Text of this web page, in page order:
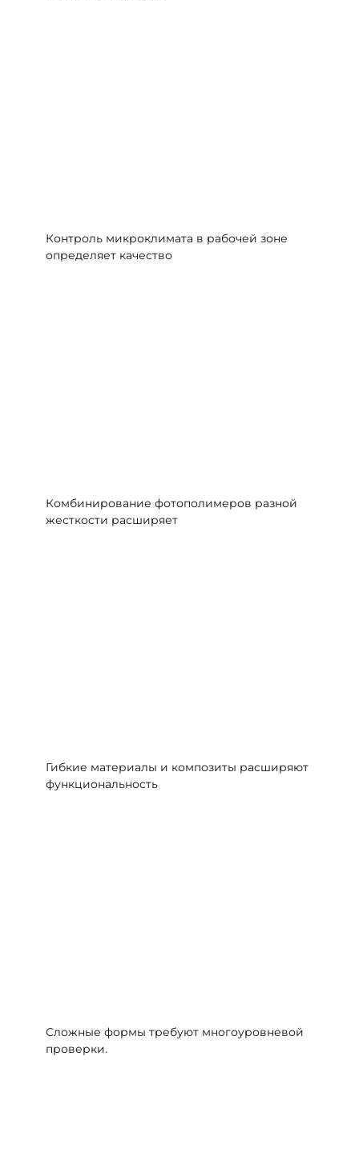
Контроль микроклимата в рабочей зоне
определяет качество
Комбинирование фотополимеров разной
жесткости расширяет
Гибкие материалы и композиты расширяют
функциональность
Сложные формы требуют многоуровневой
проверки.